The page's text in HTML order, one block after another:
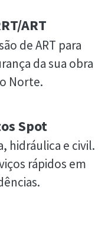
ART
de ART para
da sua obra
Norte.
Spot
hidráulica e civil.
rápidos em